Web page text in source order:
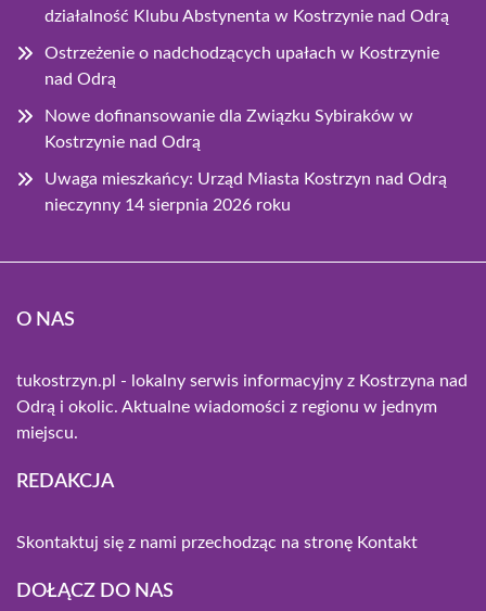
działalność Klubu Abstynenta w Kostrzynie nad Odrą
Ostrzeżenie o nadchodzących upałach w Kostrzynie
nad Odrą
Nowe dofinansowanie dla Związku Sybiraków w
Kostrzynie nad Odrą
Uwaga mieszkańcy: Urząd Miasta Kostrzyn nad Odrą
nieczynny 14 sierpnia 2026 roku
O NAS
tukostrzyn.pl - lokalny serwis informacyjny z Kostrzyna nad
Odrą i okolic. Aktualne wiadomości z regionu w jednym
miejscu.
REDAKCJA
Skontaktuj się z nami przechodząc na stronę Kontakt
DOŁĄCZ DO NAS